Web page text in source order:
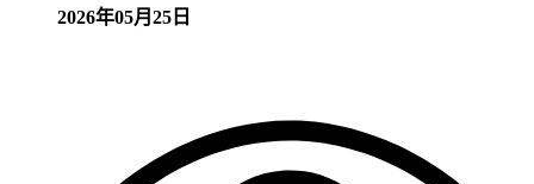
2026年05月25日